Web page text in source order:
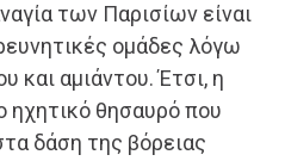
των Παρισίων είναι
ομάδες λόγω
και αμιάντου. Έτσι, η
ηχητικό θησαυρό που
δάση της βόρειας